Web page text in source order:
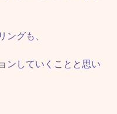
グも、
ンしていくことと思い